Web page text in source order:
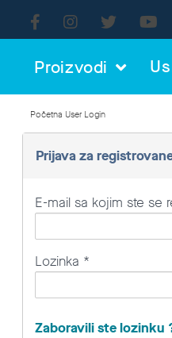
Proizvodi
Početna User Login
Prijava za
E-mail sa kojim ste se
Lozinka *
Zaboravili ste lozinku